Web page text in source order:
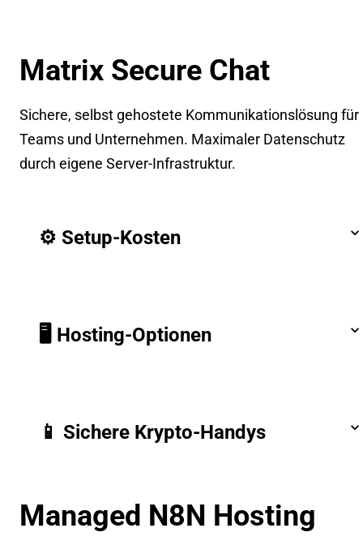
Matrix Secure Chat
Sichere, selbst gehostete Kommunikationslösung für
Teams und Unternehmen. Maximaler Datenschutz
durch eigene Server-Infrastruktur.
⚙️ Setup-Kosten
🖥️ Hosting-Optionen
📱 Sichere Krypto-Handys
Managed N8N Hosting